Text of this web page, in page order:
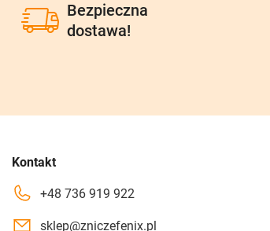
Bezpieczna
dostawa!
Kontakt
+48 736 919 922
sklep@zniczefenix.pl